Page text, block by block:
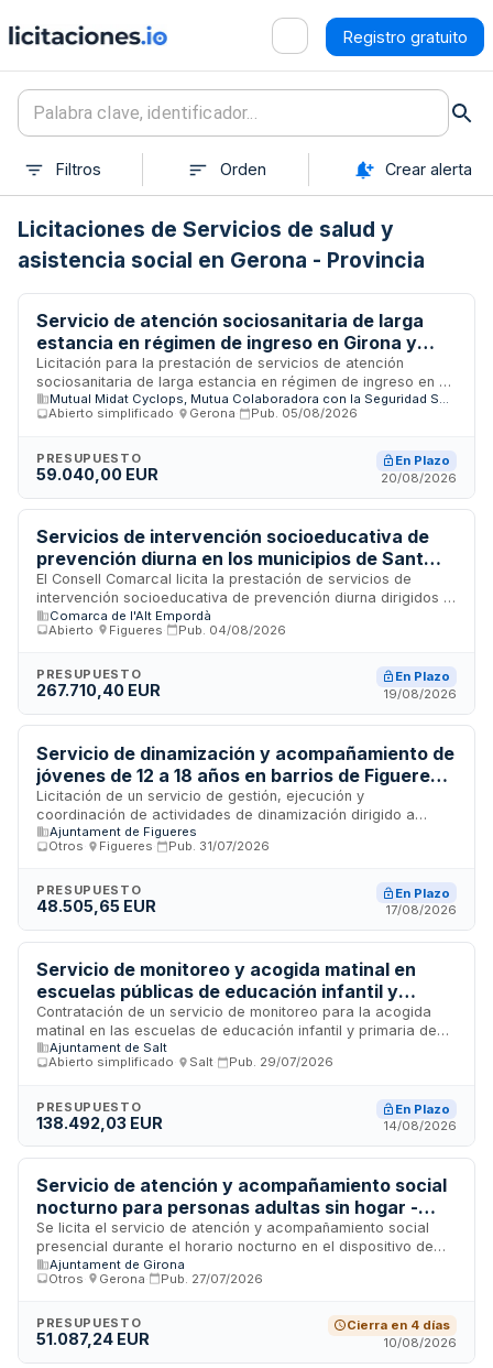
Registro gratuito
Filtros Orden Crear alerta
Licitaciones de Servicios de salud y
asistencia social en Gerona - Provincia
Servicio de atención sociosanitaria de larga
estancia en régimen de ingreso en Girona y
área de influencia
Licitación para la prestación de servicios de atención
sociosanitaria de larga estancia en régimen de ingreso en el
ámbito territorial de Girona y su área de influencia. El
contrato, de naturaleza privada, se adjudica mediante
Ley de Contratos del Sector Público. La empresa
adjudicataria será responsable de la calidad técnica de las
proporcionar personal uniformado e identificado. Se exigen
requerimientos técnicos y personales especificados en el
Pliego de Prescripciones Técnicas, siendo obligatorio su
cumplimiento bajo pena de exclusión del proceso de
valoración.
Mutual Midat Cyclops, Mutua Colaboradora con la Seguridad Social nº 1
Abierto simplificado
Gerona Pub. 05/08/2026
PRESUPUESTO
59.040,00 EUR
En Plazo
20/08/2026
Servicios de intervención socioeducativa de
prevención diurna en los municipios de Sant
Miquel de Fluvià, Sant Pere Pescador, La
Jonquera y Saus-Camallera
El Consell Comarcal licita la prestación de servicios de
intervención socioeducativa de prevención diurna dirigidos a
menores y familias en riesgo de exclusión social en cuatro
municipios del Alt Empordà. El servicio incluye actividades de
con la red de servicios sociales y educativos locales. La
entidad adjudicataria deberá contar con personal titulado en
prestación mediante seguimiento técnico y evaluación
periódica.
Comarca de l'Alt Empordà
Abierto
Figueres Pub. 04/08/2026
PRESUPUESTO
267.710,40 EUR
En Plazo
19/08/2026
Servicio de dinamización y acompañamiento de
jóvenes de 12 a 18 años en barrios de Figueres
para los cursos escolares 2026-2027 y 2027-
2028
Licitación de un servicio de gestión, ejecución y
coordinación de actividades de dinamización dirigido a
jóvenes de entre 12 y 18 años en diferentes barrios de la
ciudad de Figueres. El servicio incluye actividades de
competencias personales y promoción del ocio saludable.
Comprende personal cualificado, programación trimestral de
seguimiento individualizado. El contrato se desarrollará
durante dos cursos escolares con interrupción en periodos
vacacionales.
Ajuntament de Figueres
Otros
Figueres Pub. 31/07/2026
PRESUPUESTO
48.505,65 EUR
En Plazo
17/08/2026
Servicio de monitoreo y acogida matinal en
escuelas públicas de educación infantil y
primaria de Salt
Contratación de un servicio de monitoreo para la acogida
matinal en las escuelas de educación infantil y primaria de
titularidad pública del municipio de Salt. El servicio incluye la
prestación de monitores, coordinación y material necesario
acogida matinal, con cobertura según calendario escolar y
horarios establecidos por el Ayuntamiento.
Ajuntament de Salt
Abierto simplificado
Salt Pub. 29/07/2026
PRESUPUESTO
138.492,03 EUR
En Plazo
14/08/2026
Servicio de atención y acompañamiento social
nocturno para personas adultas sin hogar -
Ayuntamiento de Girona
Se licita el servicio de atención y acompañamiento social
presencial durante el horario nocturno en el dispositivo de
acogida nocturna para personas adultas sin hogar del
Ayuntamiento de Girona. El servicio incluye la provisión de un
atención especializada por profesionales con formación en
intervención social para personas en situación de alta
Ajuntament de Girona
Otros
Gerona Pub. 27/07/2026
PRESUPUESTO
51.087,24 EUR
Cierra en 4 días
10/08/2026